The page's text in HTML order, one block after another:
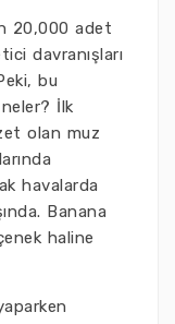
20,000 adet
davranışları
bu
İlk
olan muz
havalarda
Banana
haline